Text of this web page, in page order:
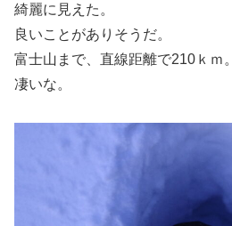
綺麗に見えた。
良いことがありそうだ。
富士山まで、直線距離で210ｋｍ。
凄いな。